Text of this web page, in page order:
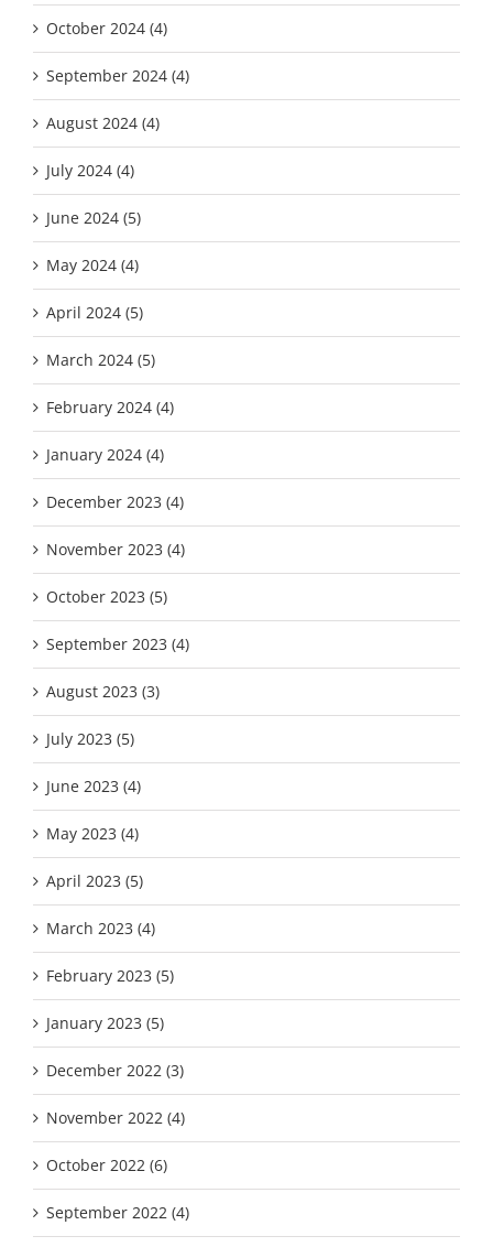
October 2024 (4)
September 2024 (4)
August 2024 (4)
July 2024 (4)
June 2024 (5)
May 2024 (4)
April 2024 (5)
March 2024 (5)
February 2024 (4)
January 2024 (4)
December 2023 (4)
November 2023 (4)
October 2023 (5)
September 2023 (4)
August 2023 (3)
July 2023 (5)
June 2023 (4)
May 2023 (4)
April 2023 (5)
March 2023 (4)
February 2023 (5)
January 2023 (5)
December 2022 (3)
November 2022 (4)
October 2022 (6)
September 2022 (4)